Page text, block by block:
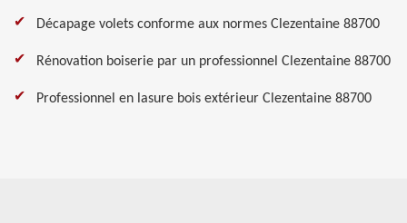
Décapage volets conforme aux normes Clezentaine 88700
Rénovation boiserie par un professionnel Clezentaine 88700
Professionnel en lasure bois extérieur Clezentaine 88700